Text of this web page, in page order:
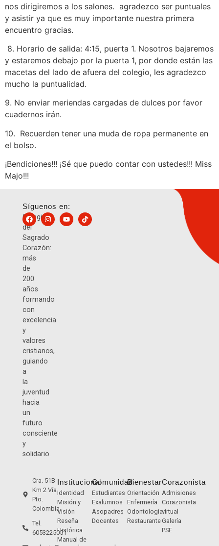
nos dirigiremos a los salones. agradezco ser puntuales
y asistir ya que es muy importante nuestra primera
encuentro gracias.
8. Horario de salida: 4:15, puerta 1. Nosotros bajaremos
y estaremos debajo por la puerta 1, por donde están las
macetas del lado de afuera del colegio, les agradezco
mucho la puntualidad.
9. No enviar meriendas cargadas de dulces por favor
cuadernos irán.
10. Recuerden tener una muda de ropa permanente en
el bolso.
¡Bendiciones!!! ¡Sé que puedo contar con ustedes!!! Miss
Majo!!!
Colegio
del
Sagrado
Corazón:
más
de
200
años
formando
con
excelencia
y
valores
cristianos,
guiando
a
la
juventud
hacia
un
futuro
consciente
y
solidario.
Síguenos en:
Cra. 51B
Km 2 Vía
Pto.
Colombia
Tel.
6053225051
Institucional
Identidad
Misión y
Visión
Reseña
Histórica
Manual de
Comunidad
Estudiantes
Exalumnos
Asopadres
Docentes
Bienestar
Orientación
Enfermería
Odontología
Restaurante
Corazonista
Admisiones
Corazonista
virtual
Galería
PSE